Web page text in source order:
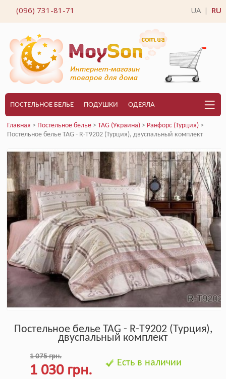
(096) 731-81-71 UA RU
ПОСТЕЛЬНОЕ БЕЛЬЕ ПОДУШКИ ОДЕЯЛА
Главная > Постельное белье > TAG (Украина) > Ранфорс (Турция) >
Постельное белье TAG - R-T9202 (Турция), двуспальный комплект
Постельное белье TAG - R-T9202 (Турция),
двуспальный комплект
1 075 грн.
1 030 грн. Есть в наличии